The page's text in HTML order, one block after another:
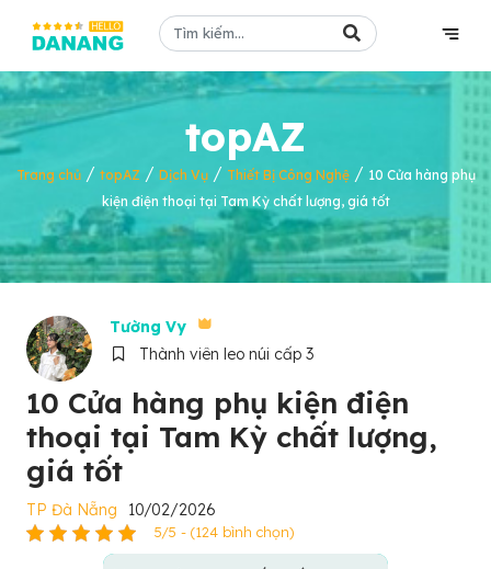
topAZ
Trang chủ/ topAZ / Dịch Vụ/ Thiết Bị Công Nghệ/ 10 Cửa hàng phụ
kiện điện thoại tại Tam Kỳ chất lượng, giá tốt
Tường Vy
Thành viên leo núi cấp 3
10 Cửa hàng phụ kiện điện
thoại tại Tam Kỳ chất lượng,
giá tốt
TP Đà Nẵng 10/02/2026
5/5 - (124 bình chọn)